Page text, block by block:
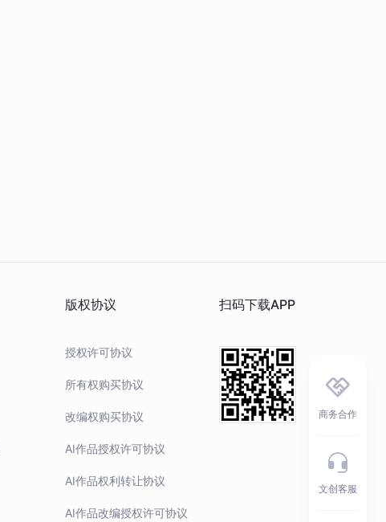
版权协议
授权许可协议
所有权购买协议
改编权购买协议
AI作品授权许可协议
AI作品权利转让协议
AI作品改编授权许可协议
扫码下载APP
商务合作
文创客服